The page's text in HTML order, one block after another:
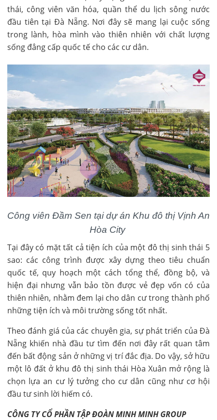
thái, công viên văn hóa, quần thể du lịch sông nước
đầu tiên tại Đà Nẵng. Nơi đây sẽ mang lại cuộc sống
trong lành, hòa mình vào thiên nhiên với chất lượng
sống đẳng cấp quốc tế cho các cư dân.
Công viên Đầm Sen tại dự án Khu đô thị Vịnh An
Hòa City
Tại đây có mặt tất cả tiện ích của một đô thị sinh thái 5
sao: các công trình được xây dựng theo tiêu chuẩn
quốc tế, quy hoạch một cách tổng thể, đồng bộ, và
hiện đại nhưng vẫn bảo tồn được vẻ đẹp vốn có của
thiên nhiên, nhằm đem lại cho dân cư trong thành phố
những tiện ích và môi trường sống tốt nhất.
Theo đánh giá của các chuyên gia, sự phát triển của Đà
Nẵng khiến nhà đầu tư tìm đến nơi đây rất quan tâm
đến bất động sản ở những vị trí đắc địa. Do vậy, sở hữu
một lô đất ở khu đô thị sinh thái Hòa Xuân mở rộng là
chọn lựa an cư lý tưởng cho cư dân cũng như cơ hội
đầu tư sinh lời hiếm có.
CÔNG TY CỔ PHẦN TẬP ĐOÀN MINH MINH GROUP